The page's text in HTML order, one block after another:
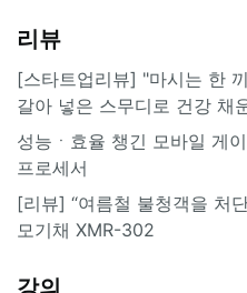
리뷰
[스타트업리뷰] "마시는 한
갈아 넣은 스무디로 건강 채
성능ㆍ효율 챙긴 모바일 게
프로세서
[리뷰] “여름철 불청객을 처
모기채 XMR-302
강의